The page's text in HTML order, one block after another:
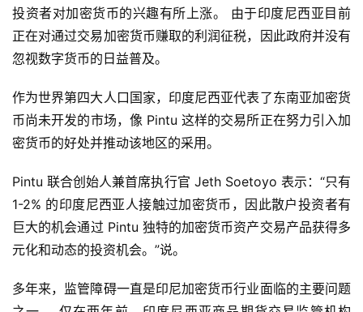
投资者对加密货币的兴趣有所上涨。 由于印度尼西亚目前
正在对通过交易加密货币赚取的利润征税，因此政府并没有
忽视数字货币的日益普及。
作为世界第四大人口国家，印度尼西亚代表了东南亚加密货
币尚未开发的市场，像 Pintu 这样的交易所正在努力引入加
密货币的好处并推动该地区的采用。
Pintu 联合创始人兼首席执行官 Jeth Soetoyo 表示：“只有
1-2% 的印度尼西亚人接触过加密货币，因此散户投资者有
巨大的机会通过 Pintu 独特的加密货币资产交易产品获得多
元化和动态的投资机会。”说。
多年来，监管障碍一直是印尼加密货币行业面临的主要问题